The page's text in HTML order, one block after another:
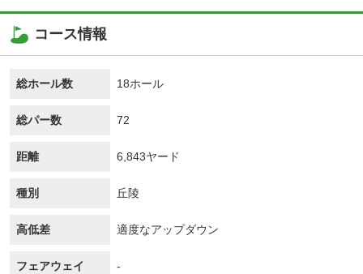
コース情報
総ホール数 18ホール
総パー数 72
距離 6,843ヤード
種別 丘陵
高低差 適度なアップダウン
フェアウェイ -